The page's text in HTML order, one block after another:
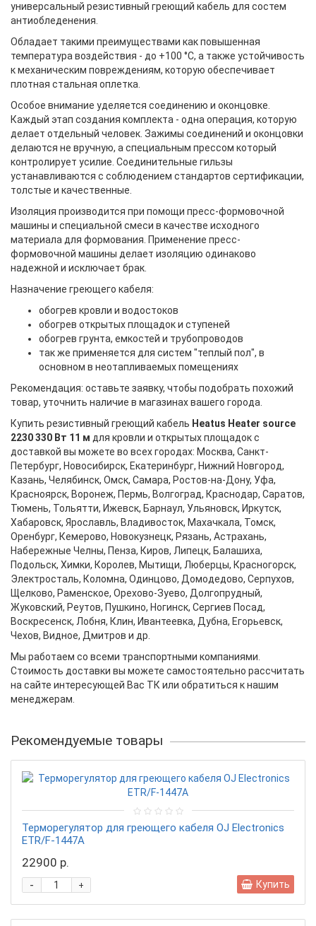
универсальный резистивный греющий кабель для состем
антиобледенения.
Обладает такими преимуществами как повышенная
температура воздействия - до +100 °С, а также устойчивость
к механическим повреждениям, которую обеспечивает
плотная стальная оплетка.
Особое внимание уделяется соединению и оконцовке.
Каждый этап создания комплекта - одна операция, которую
делает отдельный человек. Зажимы соединений и оконцовки
делаются не вручную, а специальным прессом который
контролирует усилие. Соединительные гильзы
устанавливаются с соблюдением стандартов сертификации,
толстые и качественные.
Изоляция производится при помощи пресс-формовочной
машины и специальной смеси в качестве исходного
материала для формования. Применение пресс-
формовочной машины делает изоляцию одинаково
надежной и исключает брак.
Назначение греющего кабеля:
обогрев кровли и водостоков
обогрев открытых площадок и ступеней
обогрев грунта, емкостей и трубопроводов
так же применяется для систем "теплый пол", в
основном в неотапливаемых помещениях
Рекомендация: оставьте заявку, чтобы подобрать похожий
товар, уточнить наличие в магазинах вашего города.
Купить резистивный греющий кабель Heatus Heater source
2230 330 Вт 11 м для кровли и открытых площадок с
доставкой вы можете во всех городах: Москва, Санкт-
Петербург, Новосибирск, Екатеринбург, Нижний Новгород,
Казань, Челябинск, Омск, Самара, Ростов-на-Дону, Уфа,
Красноярск, Воронеж, Пермь, Волгоград, Краснодар, Саратов,
Тюмень, Тольятти, Ижевск, Барнаул, Ульяновск, Иркутск,
Хабаровск, Ярославль, Владивосток, Махачкала, Томск,
Оренбург, Кемерово, Новокузнецк, Рязань, Астрахань,
Набережные Челны, Пенза, Киров, Липецк, Балашиха,
Подольск, Химки, Королев, Мытищи, Люберцы, Красногорск,
Электросталь, Коломна, Одинцово, Домодедово, Серпухов,
Щелково, Раменское, Орехово-Зуево, Долгопрудный,
Жуковский, Реутов, Пушкино, Ногинск, Сергиев Посад,
Воскресенск, Лобня, Клин, Ивантеевка, Дубна, Егорьевск,
Чехов, Видное, Дмитров и др.
Мы работаем со всеми транспортными компаниями.
Стоимость доставки вы можете самостоятельно рассчитать
на сайте интересующей Вас ТК или обратиться к нашим
менеджерам.
Рекомендуемые товары
Терморегулятор для греющего кабеля OJ Electronics
ETR/F-1447A
22900 р.
+
- Купить